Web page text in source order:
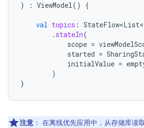
)
: ViewModel() {
val topics :
. stateIn(
scope =
started =
initialValue =
)
}
注意 ： 在离线优先应用中，从存储库读